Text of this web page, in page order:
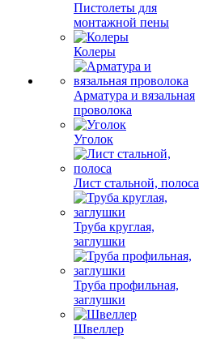
Пистолеты для
монтажной пены
Колеры
Арматура и вязальная
проволока
Уголок
Лист стальной, полоса
Труба круглая,
заглушки
Труба профильная,
заглушки
Швеллер